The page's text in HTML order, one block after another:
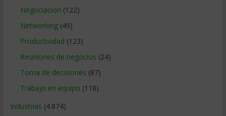
Negociacion (122)
Networking(49)
Productividad (123)
Reuniones de negocios (24)
Toma de decisiones (87)
Trabajo en equipo (118)
Industrias (4.874)